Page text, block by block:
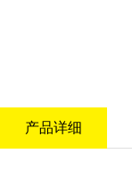
产品详细